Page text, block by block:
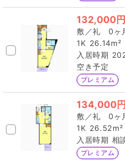
132,000円
0ヶ
1K 26.14m²
空き予定
プレミアム
134,000円
0ヶ
1K 26.52m²
相
プレミアム